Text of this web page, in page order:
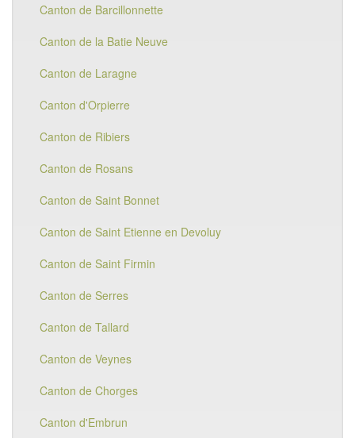
Canton de Barcillonnette
Canton de la Batie Neuve
Canton de Laragne
Canton d'Orpierre
Canton de Ribiers
Canton de Rosans
Canton de Saint Bonnet
Canton de Saint Etienne en Devoluy
Canton de Saint Firmin
Canton de Serres
Canton de Tallard
Canton de Veynes
Canton de Chorges
Canton d'Embrun